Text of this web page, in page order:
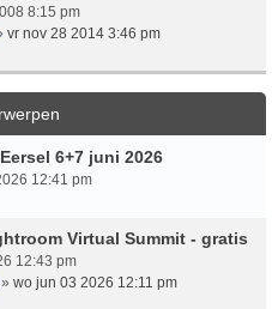
8:15 pm
vr nov 28 2014 3:46 pm
6+7 juni 2026
12:41 pm
Virtual Summit - gratis
12:43 pm
» wo jun 03 2026 12:11 pm